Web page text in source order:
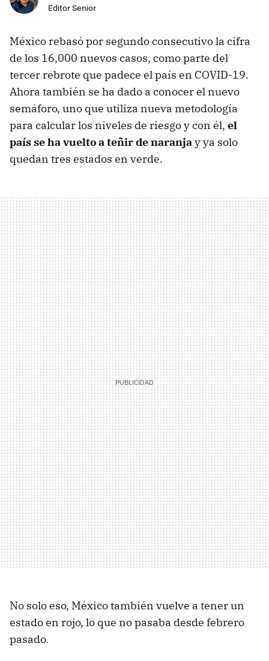
Editor Senior
México rebasó por segundo consecutivo la cifra
de los 16,000 nuevos casos, como parte del
tercer rebrote que padece el país en COVID-19.
Ahora también se ha dado a conocer el nuevo
semáforo, uno que utiliza nueva metodología
para calcular los niveles de riesgo y con él, el
país se ha vuelto a teñir de naranjay ya solo
quedan tres estados en verde.
No solo eso, México también vuelve a tener un
estado en rojo, lo que no pasaba desde febrero
pasado.